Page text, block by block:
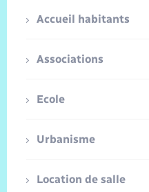
Accueil habitants
Associations
Ecole
Urbanisme
Location de salle